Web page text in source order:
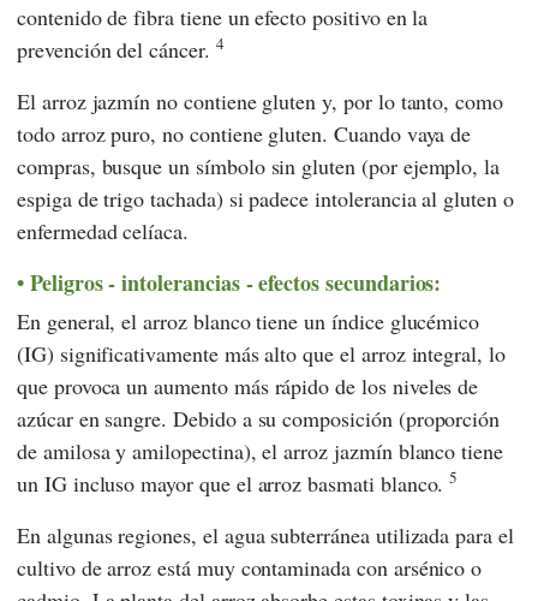
contenido de fibra tiene un efecto positivo en la
prevención del cáncer. 4
El arroz jazmín no contiene gluten y, por lo tanto, como
todo arroz puro, no contiene gluten. Cuando vaya de
compras, busque un símbolo sin gluten (por ejemplo, la
espiga de trigo tachada) si padece intolerancia al gluten o
enfermedad celíaca.
Peligros - intolerancias - efectos secundarios:
En general, el arroz blanco tiene un índice glucémico
(IG) significativamente más alto que el arroz integral, lo
que provoca un aumento más rápido de los niveles de
azúcar en sangre. Debido a su composición (proporción
de amilosa y amilopectina), el arroz jazmín blanco tiene
un IG incluso mayor que el arroz basmati blanco.5
En algunas regiones, el agua subterránea utilizada para el
cultivo de arroz está muy contaminada con arsénico o